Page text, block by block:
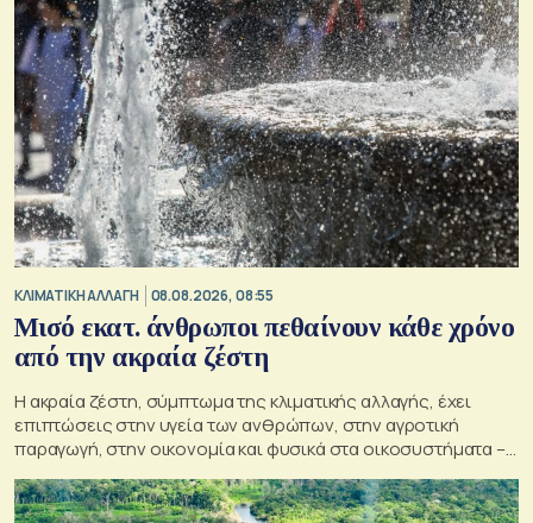
ΚΛΙΜΑΤΙΚΗ ΑΛΛΑΓΗ 08.08.2026, 08:55
Μισό εκατ. άνθρωποι πεθαίνουν κάθε χρόνο
από την ακραία ζέστη
Η ακραία ζέστη, σύμπτωμα της κλιματικής αλλαγής, έχει
επιπτώσεις στην υγεία των ανθρώπων, στην αγροτική
παραγωγή, στην οικονομία και φυσικά στα οικοσυστήματα –